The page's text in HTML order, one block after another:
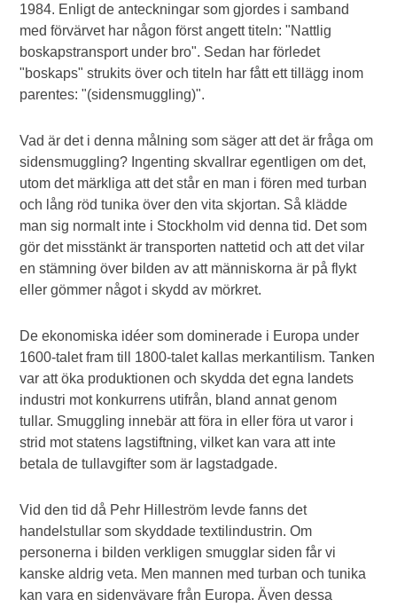
1984. Enligt de anteckningar som gjordes i samband
med förvärvet har någon först angett titeln: "Nattlig
boskapstransport under bro". Sedan har förledet
"boskaps" strukits över och titeln har fått ett tillägg inom
parentes: "(sidensmuggling)".
Vad är det i denna målning som säger att det är fråga om
sidensmuggling? Ingenting skvallrar egentligen om det,
utom det märkliga att det står en man i fören med turban
och lång röd tunika över den vita skjortan. Så klädde
man sig normalt inte i Stockholm vid denna tid. Det som
gör det misstänkt är transporten nattetid och att det vilar
en stämning över bilden av att människorna är på flykt
eller gömmer något i skydd av mörkret.
De ekonomiska idéer som dominerade i Europa under
1600-talet fram till 1800-talet kallas merkantilism. Tanken
var att öka produktionen och skydda det egna landets
industri mot konkurrens utifrån, bland annat genom
tullar. Smuggling innebär att föra in eller föra ut varor i
strid mot statens lagstiftning, vilket kan vara att inte
betala de tullavgifter som är lagstadgade.
Vid den tid då Pehr Hilleström levde fanns det
handelstullar som skyddade textilindustrin. Om
personerna i bilden verkligen smugglar siden får vi
kanske aldrig veta. Men mannen med turban och tunika
kan vara en sidenvävare från Europa. Även dessa